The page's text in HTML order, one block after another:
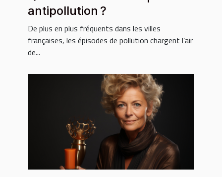
antipollution ?
De plus en plus fréquents dans les villes
françaises, les épisodes de pollution chargent l’air
de...